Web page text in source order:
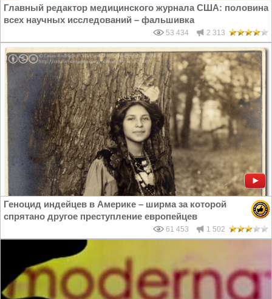
Главный редактор медицинского журнала США: половина
всех научных исследований – фальшивка
53 434 2 313
Геноцид индейцев в Америке – ширма за которой
спрятано другое преступление европейцев
61 453 1 502